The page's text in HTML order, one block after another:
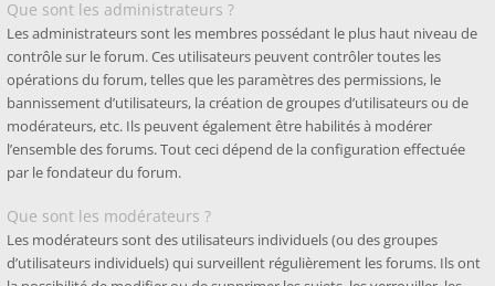
Que sont les administrateurs ?
Les administrateurs sont les membres possédant le plus haut niveau de
contrôle sur le forum. Ces utilisateurs peuvent contrôler toutes les
opérations du forum, telles que les paramètres des permissions, le
bannissement d’utilisateurs, la création de groupes d’utilisateurs ou de
modérateurs, etc. Ils peuvent également être habilités à modérer
l’ensemble des forums. Tout ceci dépend de la configuration effectuée
par le fondateur du forum.
Que sont les modérateurs ?
Les modérateurs sont des utilisateurs individuels (ou des groupes
d’utilisateurs individuels) qui surveillent régulièrement les forums. Ils ont